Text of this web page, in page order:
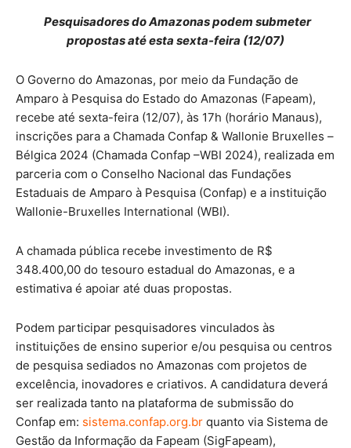
Pesquisadores do Amazonas podem submeter
propostas até esta sexta-feira (12/07)
O Governo do Amazonas, por meio da Fundação de
Amparo à Pesquisa do Estado do Amazonas (Fapeam),
recebe até sexta-feira (12/07), às 17h (horário Manaus),
inscrições para a Chamada Confap & Wallonie Bruxelles –
Bélgica 2024 (Chamada Confap –WBI 2024), realizada em
parceria com o Conselho Nacional das Fundações
Estaduais de Amparo à Pesquisa (Confap) e a instituição
Wallonie-Bruxelles International (WBI).
A chamada pública recebe investimento de R$
348.400,00 do tesouro estadual do Amazonas, e a
estimativa é apoiar até duas propostas.
Podem participar pesquisadores vinculados às
instituições de ensino superior e/ou pesquisa ou centros
de pesquisa sediados no Amazonas com projetos de
excelência, inovadores e criativos. A candidatura deverá
ser realizada tanto na plataforma de submissão do
Confap em: sistema.confap.org.br quanto via Sistema de
Gestão da Informação da Fapeam (SigFapeam),